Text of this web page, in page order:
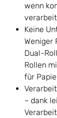
wenn
Keine
Weniger
Dual-
Rollen
für
– dank